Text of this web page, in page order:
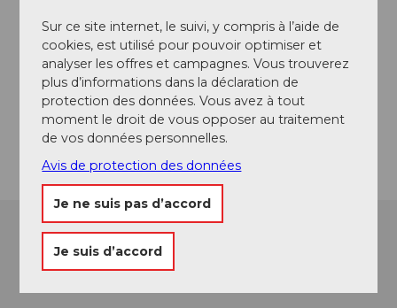
Emplacement de l'événement
Ringstrasse
6433Stoos
Website
Arrivée
Sur ce site internet, le suivi, y compris à l’aide de
cookies, est utilisé pour pouvoir optimiser et
analyser les offres et campagnes. Vous trouverez
plus d’informations dans la déclaration de
protection des données. Vous avez à tout
moment le droit de vous opposer au traitement
de vos données personnelles.
Avis de protection des données
Je ne suis pas d’accord
Je suis d’accord